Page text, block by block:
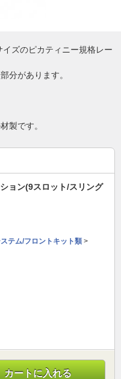
ズのピカティニー規格レー
分があります。
製です。
ョン(9スロット/スリング
テム/フロントキット類 >
カートに入れる